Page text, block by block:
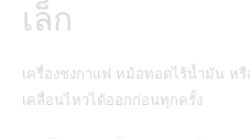
เล็ก
เครื่องชงกาแฟ หม้อทอดไร้น้ำมัน ห
เคลื่อนไหวได้ออกก่อนทุกครั้ง